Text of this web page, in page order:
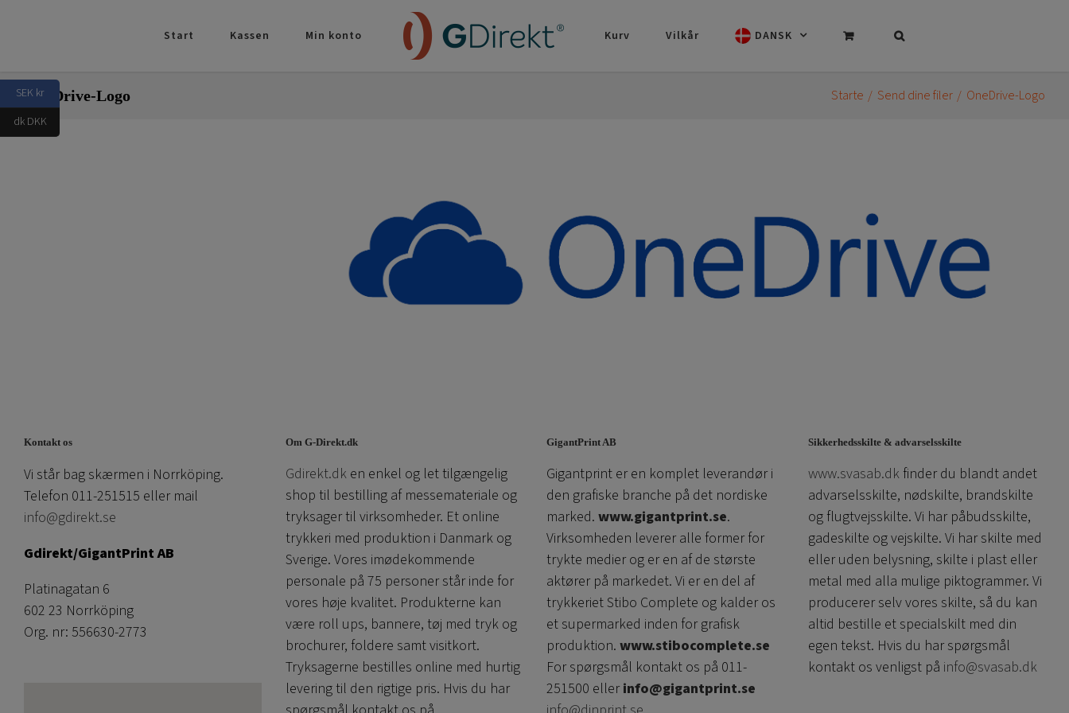
Start Kassen Min konto Kurv Vilkår DANSK
OneDrive-Logo Starte Send dine filer OneDrive-Logo
Kontakt os
Vi står bag skærmen i Norrköping.
Telefon 011-251515 eller mail
info@gdirekt.se
Gdirekt/GigantPrint AB
Platinagatan 6
602 23 Norrköping
Org. nr: 556630-2773
Om G-Direkt.dk
Gdirekt.dken enkel og let tilgængelig
shop til bestilling af messemateriale og
tryksager til virksomheder. Et online
trykkeri med produktion i Danmark og
Sverige. Vores imødekommende
personale på 75 personer står inde for
vores høje kvalitet. Produkterne kan
være roll ups, bannere, tøj med tryk og
brochurer, foldere samt visitkort.
Tryksagerne bestilles online med hurtig
levering til den rigtige pris. Hvis du har
GigantPrint AB
Gigantprint er en komplet leverandør i
den grafiske branche på det nordiske
marked. www.gigantprint.se.
Virksomheden leverer alle former for
trykte medier og er en af ​​de største
aktører på markedet. Vi er en del af
trykkeriet Stibo Complete og kalder os
et supermarked inden for grafisk
produktion. www.stibocomplete.se
For spørgsmål kontakt os på 011-
251500 ellerinfo@gigantprint.se
Sikkerhedsskilte & advarselsskilte
www.svasab.dkfinder du blandt andet
advarselsskilte, nødskilte, brandskilte
og flugtvejsskilte. Vi har påbudsskilte,
gadeskilte og vejskilte. Vi har skilte med
eller uden belysning, skilte i plast eller
metal med alla mulige piktogrammer. Vi
producerer selv vores skilte, så du kan
altid bestille et specialskilt med din
egen tekst. Hvis du har spørgsmål
kontakt os venligst på info@svasab.dk
SEK kr
dk DKK